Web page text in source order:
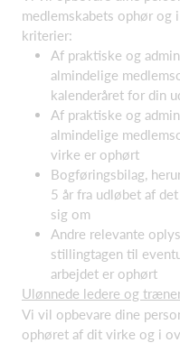
medlemskabets ophør og
kriterier:
Af praktiske og
almindelige
kalenderåret for din
Af praktiske og
almindelige
virke er ophørt
Bogføringsbilag,
5 år fra udløbet af
sig om
Andre relevante
stillingtagen til
arbejdet er ophørt
Ulønnede ledere og
Vi vil opbevare dine
ophøret af dit virke og i